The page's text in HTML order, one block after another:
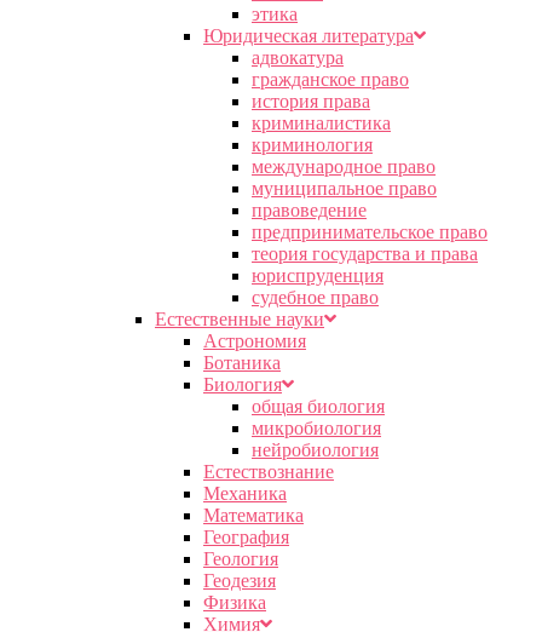
этика
Юридическая литература
адвокатура
гражданское право
история права
криминалистика
криминология
международное право
муниципальное право
правоведение
предпринимательское право
теория государства и права
юриспруденция
судебное право
Естественные науки
Астрономия
Ботаника
Биология
общая биология
микробиология
нейробиология
Естествознание
Механика
Математика
География
Геология
Геодезия
Физика
Химия